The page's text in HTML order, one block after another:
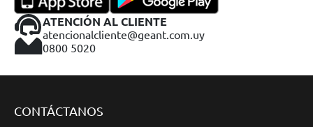
ATENCIÓN AL CLIENTE
atencionalcliente@geant.com.uy
0800 5020
CONTÁCTANOS